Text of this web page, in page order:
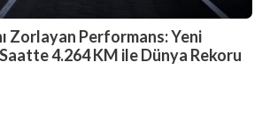
Zorlayan Performans: Yeni
4.264 KM ile Dünya Rekoru